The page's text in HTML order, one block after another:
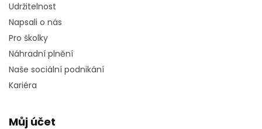
Udržitelnost
Napsali o nás
Pro školky
Náhradní plnění
Naše sociální podnikání
Kariéra
Můj účet